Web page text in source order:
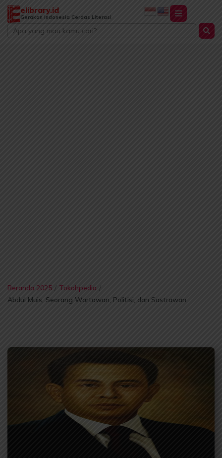
Lewati
konten
elibrary.id
Gerakan Indonesia Cerdas Literasi
Search
...
Beranda 2025 / Tokohpedia /
Abdul Muis, Seorang Wartawan, Politisi, dan Sastrawan